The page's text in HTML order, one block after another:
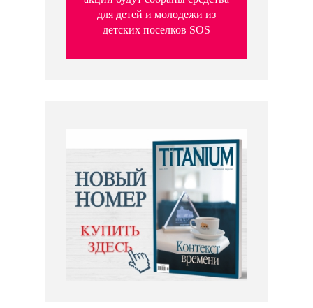
для детей и молодежи из
детских поселков SOS